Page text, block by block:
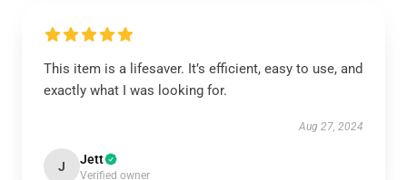
This item is a lifesaver. It’s efficient, easy to use, and
exactly what I was looking for.
Aug 27, 2024
J Jett
Verified owner